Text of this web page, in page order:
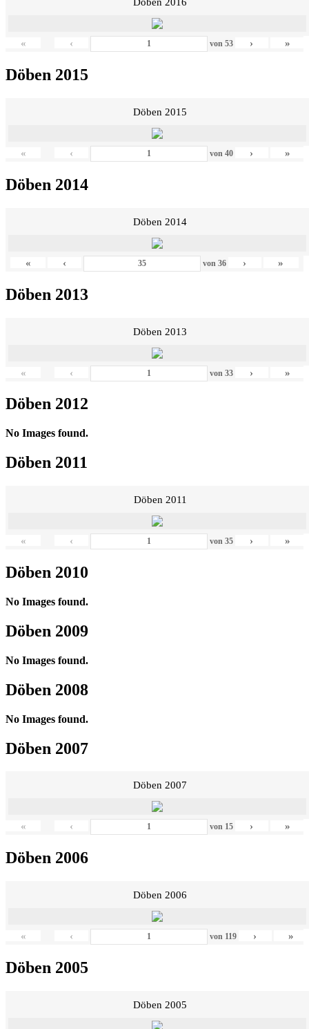
« ‹ von 53 › »
Döben 2015
Döben 2015
« ‹ von 40 › »
Döben 2014
Döben 2014
« ‹ von 36 › »
Döben 2013
Döben 2013
« ‹ von 33 › »
Döben 2012
No Images found.
Döben 2011
Döben 2011
« ‹ von 35 › »
Döben 2010
No Images found.
Döben 2009
No Images found.
Döben 2008
No Images found.
Döben 2007
Döben 2007
« ‹ von 15 › »
Döben 2006
Döben 2006
« ‹ von 119 › »
Döben 2005
Döben 2005